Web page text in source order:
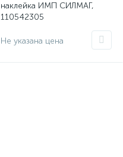
наклейка ИМП СИЛМАГ,
110542305
Не указана цена